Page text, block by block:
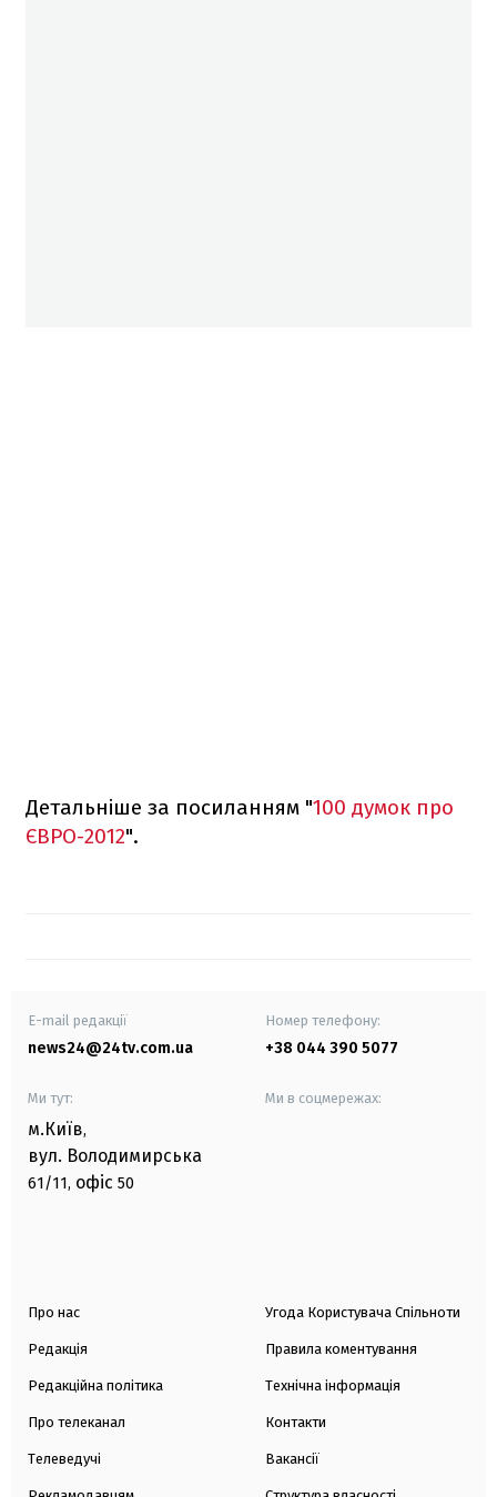
Детальніше за посиланням "100 думок про
ЄВРО-2012".
E-mail редакції
news24@24tv.com.ua
Номер телефону:
+38 044 390 5077
Ми тут:
м.Київ,
вул. Володимирська
61/11, офіс 50
Ми в соцмережах:
Про нас
Редакція
Редакційна політика
Про телеканал
Телеведучі
Угода Користувача Спільноти
Правила коментування
Технічна інформація
Контакти
Вакансії